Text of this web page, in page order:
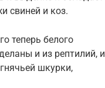
свиней и коз.
теперь белого
и из рептилий, и
шкурки,